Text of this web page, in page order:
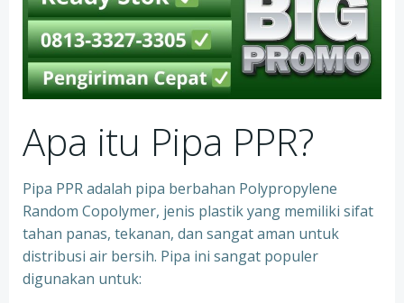
Apa itu Pipa PPR?
Pipa PPR adalah pipa berbahan Polypropylene
Random Copolymer, jenis plastik yang memiliki sifat
tahan panas, tekanan, dan sangat aman untuk
distribusi air bersih. Pipa ini sangat populer
digunakan untuk: